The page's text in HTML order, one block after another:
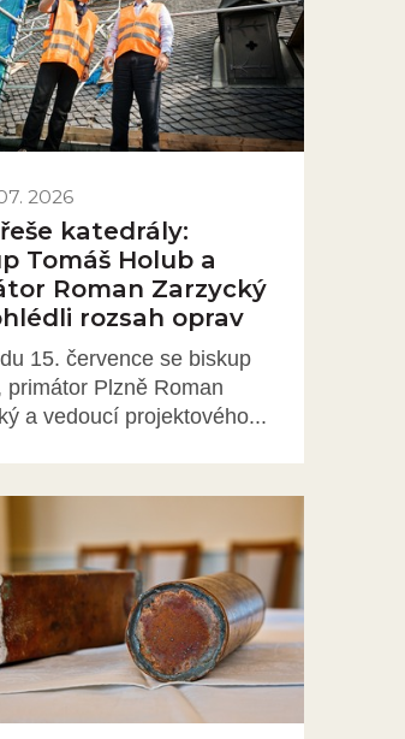
2026
katedrály:
Tomáš Holub a
Roman Zarzycký
rozsah oprav
15. července se biskup
primátor Plzně Roman
a vedoucí projektového...